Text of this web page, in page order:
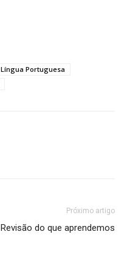
Língua Portuguesa
Próximo artigo
Revisão do que aprendemos